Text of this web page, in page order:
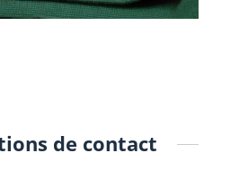
de contact